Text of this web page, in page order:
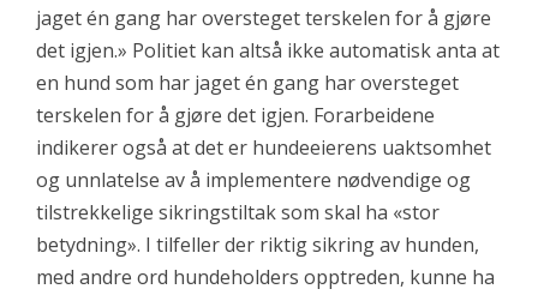
jaget én gang har oversteget terskelen for å gjøre
det igjen.» Politiet kan altså ikke automatisk anta at
en hund som har jaget én gang har oversteget
terskelen for å gjøre det igjen. Forarbeidene
indikerer også at det er hundeeierens uaktsomhet
og unnlatelse av å implementere nødvendige og
tilstrekkelige sikringstiltak som skal ha «stor
betydning». I tilfeller der riktig sikring av hunden,
med andre ord hundeholders opptreden, kunne ha